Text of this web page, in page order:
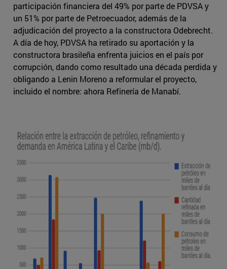
participación financiera del 49% por parte de PDVSA y
un 51% por parte de Petroecuador, además de la
adjudicación del proyecto a la constructora Odebrecht.
A día de hoy, PDVSA ha retirado su aportación y la
constructora brasileña enfrenta juicios en el país por
corrupción, dando como resultado una década perdida y
obligando a Lenin Moreno a reformular el proyecto,
incluido el nombre: ahora Refinería de Manabí.